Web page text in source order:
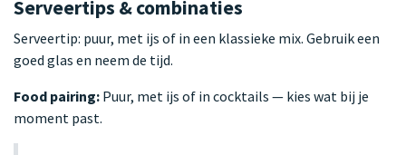
Serveertips & combinaties
Serveertip: puur, met ijs of in een klassieke mix. Gebruik een
goed glas en neem de tijd.
Food pairing: Puur, met ijs of in cocktails — kies wat bij je
moment past.